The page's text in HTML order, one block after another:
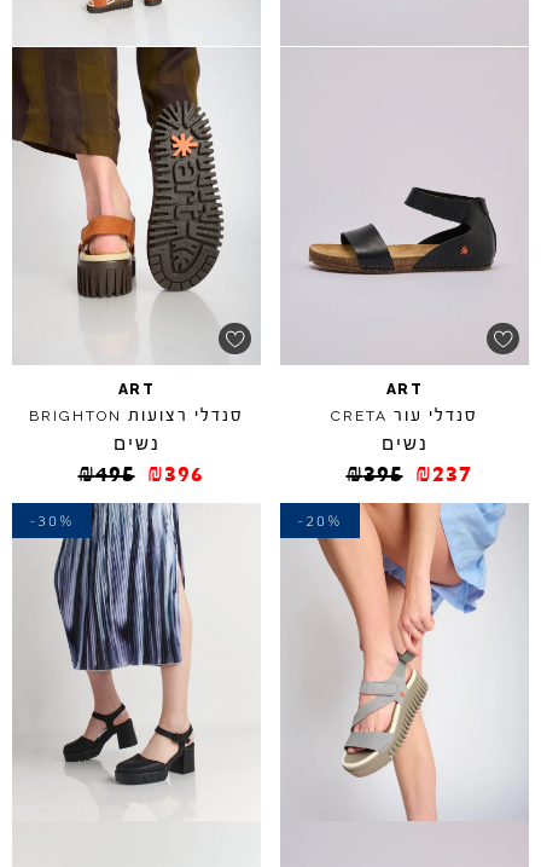
ART
סנדלי עור CRETA
נשים
₪395 ₪237
ART
סנדלי רצועות BRIGHTON
נשים
₪495 ₪396
-20%
-30%